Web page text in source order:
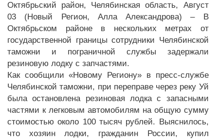
Октябрьский район, Челябинская область, Август
03 (Новый Регион, Алла Александрова) – В
Октябрьском районе в нескольких метрах от
государственной границы сотрудники Челябинской
таможни и пограничной службы задержали
резиновую лодку с запчастями.
Как сообщили «Новому Региону» в пресс-службе
Челябинской таможни, при переправе через реку Уй
была остановлена резиновая лодка с запасными
частями к легковым автомобилям на общую сумму
стоимостью около 100 тысяч рублей. Выяснилось,
что хозяин лодки, гражданин России, купил